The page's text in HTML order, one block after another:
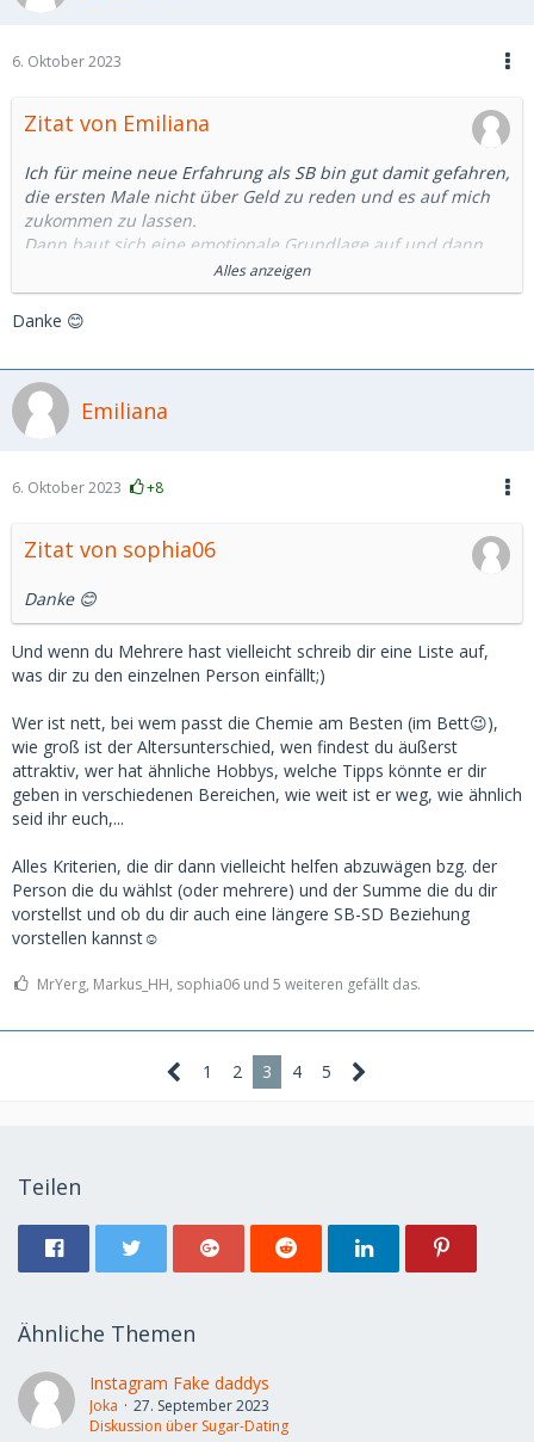
6. Oktober 2023
Zitat von Emiliana
Ich für meine neue Erfahrung als SB bin gut damit gefahren,
die ersten Male nicht über Geld zu reden und es auf mich
zukommen zu lassen.
Dann baut sich eine emotionale Grundlage auf und dann
kann man auch darüber reden, welche Preisspanne man
sich vorstellt, mit der Beide zufrieden sind☺️
Es ist ja nicht so, dass die meisten Männer nicht mehr
ist das halt im Vordergrund und das sollte es meiner
Meinung nicht sein.☺️💚
Man muss sich immer auch im Klaren sein, dass mehr Geld
Druckmittel sein kann...+ dass man sich selbst auch Nichts
deine gewünschte Geldsumme stimmt!☺️
Ich hab auch mal überlegt eine Preisspanne mit meinem SD
auszumachen, wo es mal mehr und mal weniger ist. Hat
(Erinnert an Skinners Versuche mit Belohnung...)
Alles anzeigen
Danke 😊
Emiliana
6. Oktober 2023 +8
Zitat von sophia06
Danke 😊
Und wenn du Mehrere hast vielleicht schreib dir eine Liste auf,
was dir zu den einzelnen Person einfällt;)
Wer ist nett, bei wem passt die Chemie am Besten (im Bett😉),
wie groß ist der Altersunterschied, wen findest du äußerst
attraktiv, wer hat ähnliche Hobbys, welche Tipps könnte er dir
geben in verschiedenen Bereichen, wie weit ist er weg, wie ähnlich
seid ihr euch,...
Alles Kriterien, die dir dann vielleicht helfen abzuwägen bzg. der
Person die du wählst (oder mehrere) und der Summe die du dir
vorstellst und ob du dir auch eine längere SB-SD Beziehung
vorstellen kannst☺️
MrYerg, Markus_HH, sophia06 und 5 weiteren gefällt das.
1 2 3 4 5
Teilen
Ähnliche Themen
Instagram Fake daddys
Joka
27. September 2023
Diskussion über Sugar-Dating